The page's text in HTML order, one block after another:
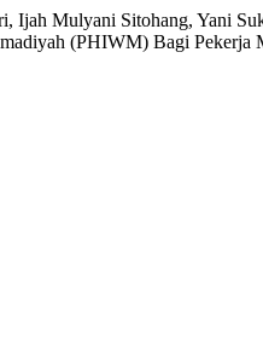
Ijah Mulyani Sitohang, Yani
(PHIWM) Bagi